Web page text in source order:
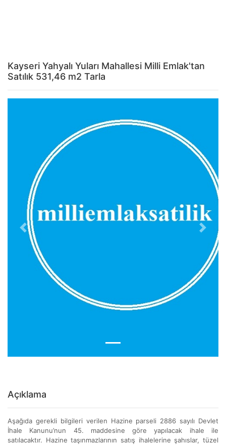
Kayseri Yahyalı Yuları Mahallesi Milli Emlak'tan
Satılık 531,46 m2 Tarla
Previous Next
Açıklama
Aşağıda gerekli bilgileri verilen Hazine parseli 2886 sayılı Devlet
İhale Kanunu’nun 45. maddesine göre yapılacak ihale ile
satılacaktır. Hazine taşınmazlarının satış ihalelerine şahıslar, tüzel